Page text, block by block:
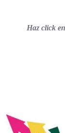
Haz click